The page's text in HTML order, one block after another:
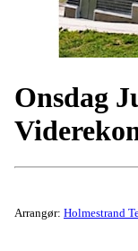
Onsdag
Arrangør: Holmestrand